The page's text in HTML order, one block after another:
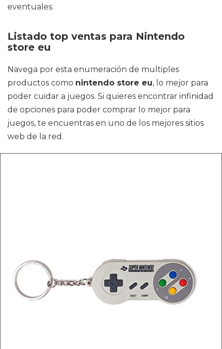
eventuales.
Listado top ventas para Nintendo
store eu
Navega por esta enumeración de multiples
productos como nintendo store eu, lo mejor para
poder cuidar a juegos. Si quieres encontrar infinidad
de opciones para poder comprar lo mejor para
juegos, te encuentras en uno de los mejores sitios
web de la red.